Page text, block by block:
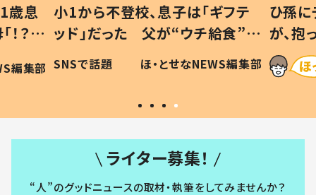
歳息
？」
編集部
小1から不登校、息子は「ギフテ
ッド」だった 父が“ウチ給食”を
作り続ける理由とは #令和の親
#令和の子
SNSで話題 ほ・とせなNEWS編集部
ひ孫
が、
「涙が
い」
ライター募集！
“人”のグッドニュースの取材・執筆をしてみませんか？